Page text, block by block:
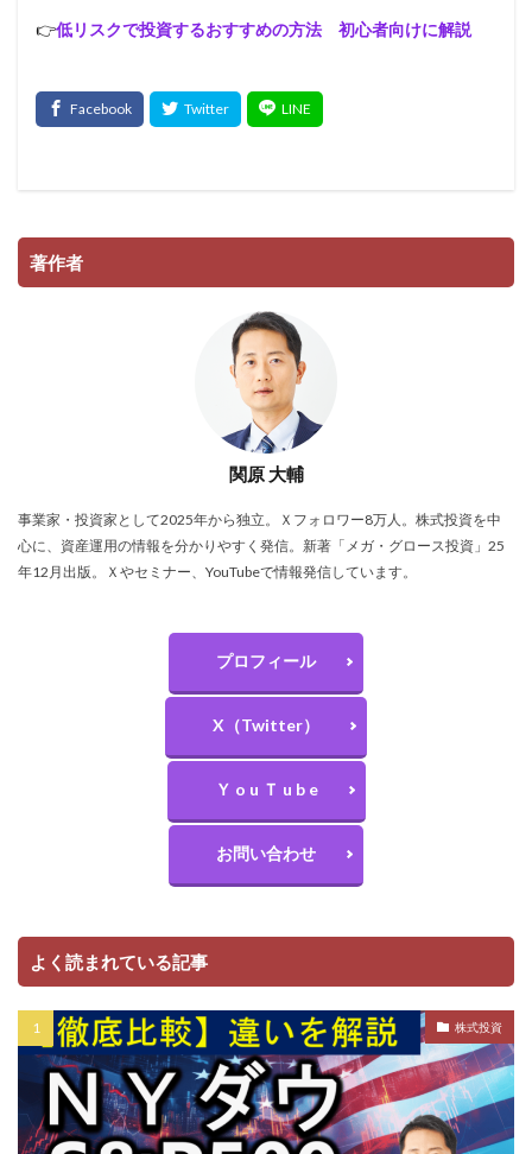
👉低リスクで投資するおすすめの方法 初心者向けに解説
著作者
関原 大輔
事業家・投資家として2025年から独立。Ｘフォロワー8万人。株式投資を中
心に、資産運用の情報を分かりやすく発信。新著「メガ・グロース投資」25
年12月出版。Ｘやセミナー、YouTubeで情報発信しています。
プロフィール
X（Twitter）
Ｙ o u Ｔ u b e
お問い合わせ
よく読まれている記事
株式投資